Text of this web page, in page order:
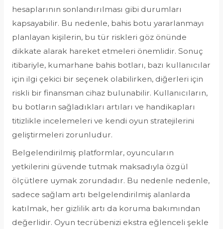
hesaplarının sonlandırılması gibi durumları
kapsayabilir. Bu nedenle, bahis botu yararlanmayı
planlayan kişilerin, bu tür riskleri göz önünde
dikkate alarak hareket etmeleri önemlidir. Sonuç
itibariyle, kumarhane bahis botları, bazı kullanıcılar
için ilgi çekici bir seçenek olabilirken, diğerleri için
riskli bir finansman cihaz bulunabilir. Kullanıcıların,
bu botların sağladıkları artıları ve handikapları
titizlikle incelemeleri ve kendi oyun stratejilerini
geliştirmeleri zorunludur.
Belgelendirilmiş platformlar, oyuncuların
yetkilerini güvende tutmak maksadıyla özgül
ölçütlere uymak zorundadır. Bu nedenle nedenle,
sadece sağlam artı belgelendirilmiş alanlarda
katılmak, her gizlilik artı da koruma bakımından
değerlidir. Oyun tecrübenizi ekstra eğlenceli şekle